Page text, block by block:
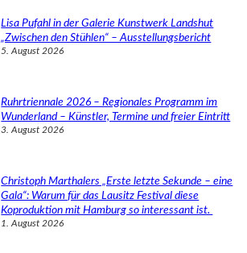
Lisa Pufahl in der Galerie Kunstwerk Landshut
„Zwischen den Stühlen“ – Ausstellungsbericht
5. August 2026
Ruhrtriennale 2026 – Regionales Programm im
Wunderland – Künstler, Termine und freier Eintritt
3. August 2026
Christoph Marthalers „Erste letzte Sekunde – eine
Gala“: Warum für das Lausitz Festival diese
Koproduktion mit Hamburg so interessant ist.
1. August 2026